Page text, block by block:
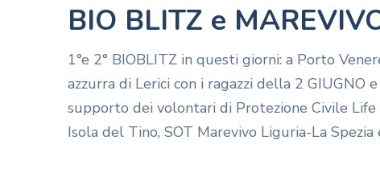
BIO BLITZ e
1°e 2° BIOBLITZ in questi giorni: a Porto
azzurra di Lerici con i ragazzi della 2 GIUGNO
supporto dei volontari di Protezione Civile Life
Isola del Tino, SOT Marevivo Liguria-La Spezia